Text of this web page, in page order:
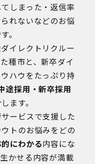
しまった・返信率
れないなどのお悩
。
イレクトリクルー
種市と、新卒ダイ
ハウをたっぷり持
途採用・新卒採用
ます。
ービスで支援した
トのお悩みをどの
にわかる内容にな
かせる内容が満載